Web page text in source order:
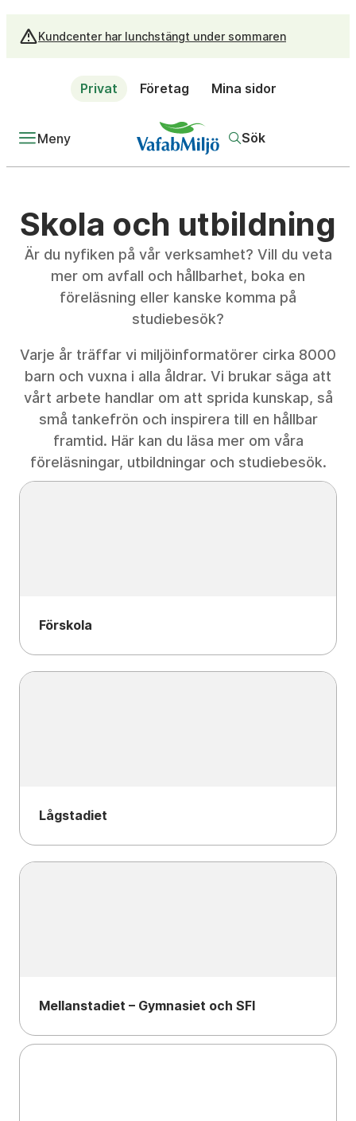
Kundcenter har lunchstängt under sommaren
Privat Företag Mina sidor
Meny Sök
Skola och utbildning
Är du nyfiken på vår verksamhet? Vill du veta
mer om avfall och hållbarhet, boka en
föreläsning eller kanske komma på
studiebesök?
Varje år träffar vi miljöinformatörer cirka 8000
barn och vuxna i alla åldrar. Vi brukar säga att
vårt arbete handlar om att sprida kunskap, så
små tankefrön och inspirera till en hållbar
framtid. Här kan du läsa mer om våra
föreläsningar, utbildningar och studiebesök.
Förskola
Lågstadiet
Mellanstadiet – Gymnasiet och SFI